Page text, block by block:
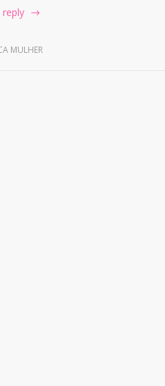
reply
MULHER